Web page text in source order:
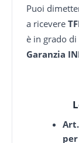
Puoi
a ricevere
è in grado
Garanzia